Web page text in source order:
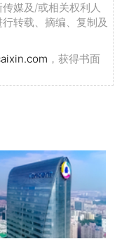
媒及/或相关权利人
转载、摘编、复制及
，获得书面